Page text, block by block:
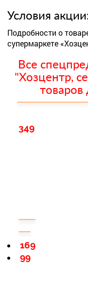
Условия
Подробности о
супермаркете
Все
"Хозцентр,
товаров
349
99
169